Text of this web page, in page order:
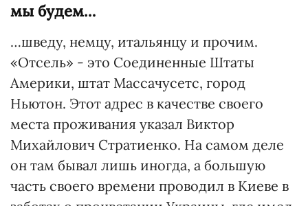
мы будем…
…шведу, немцу, итальянцу и прочим.
«Отсель» - это Соединенные Штаты
Америки, штат Массачусетс, город
Ньютон. Этот адрес в качестве своего
места проживания указал Виктор
Михайлович Стратиенко. На самом деле
он там бывал лишь иногда, а большую
часть своего времени проводил в Киеве в